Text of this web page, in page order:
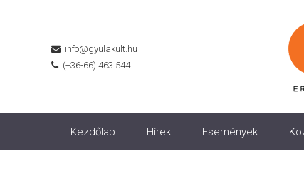
info@gyulakult.hu
(+36-66) 463 544
Kezdőlap Hírek Események